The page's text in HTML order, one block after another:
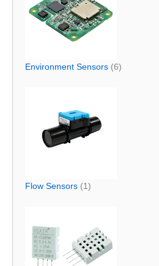
Environment Sensors (6)
Flow Sensors (1)